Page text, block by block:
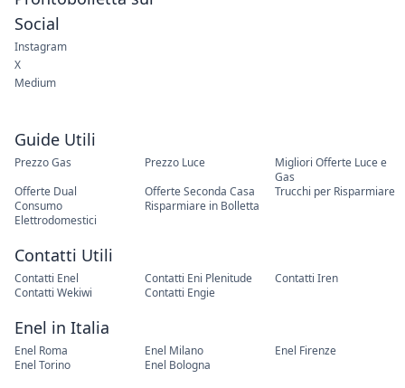
Guide Utili
Prezzo Gas Prezzo Luce
Migliori Offerte Luce e
Gas
Offerte Dual
Offerte Seconda Casa
Trucchi per Risparmiare
Consumo
Elettrodomestici
Risparmiare in Bolletta
Contatti Utili
Contatti Enel Contatti Eni Plenitude
Contatti Iren
Contatti Wekiwi
Contatti Engie
Enel in Italia
Enel Roma Enel Milano
Enel Firenze
Enel Torino
Enel Bologna
Social
Instagram
X
Medium